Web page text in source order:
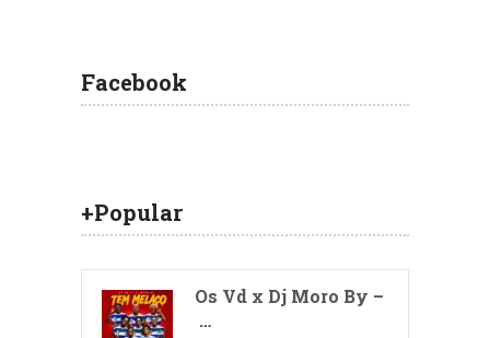
Facebook
+Popular
Os Vd x Dj Moro By –
…